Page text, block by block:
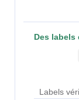
Des
Labels